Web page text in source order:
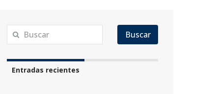
Buscar
Entradas recientes